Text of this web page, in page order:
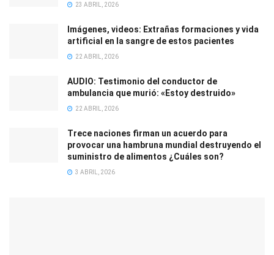
23 ABRIL, 2026
Imágenes, videos: Extrañas formaciones y vida
artificial en la sangre de estos pacientes
22 ABRIL, 2026
AUDIO: Testimonio del conductor de
ambulancia que murió: «Estoy destruido»
22 ABRIL, 2026
Trece naciones firman un acuerdo para
provocar una hambruna mundial destruyendo el
suministro de alimentos ¿Cuáles son?
3 ABRIL, 2026